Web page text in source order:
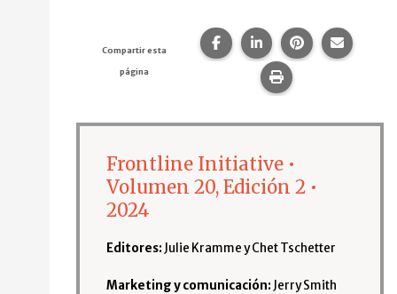
Compartir esta
página
Compartir esta página en
Compartir esta
Compartir
Imprime esta
Frontline Initiative •
Volumen 20, Edición 2 •
2024
Editores: Julie Kramme y Chet Tschetter
Marketing y comunicación: Jerry Smith